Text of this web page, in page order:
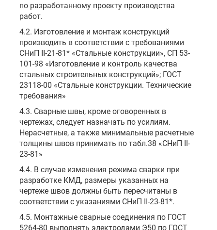
по разработанному проекту производства
работ.
4.2. Изготовление и монтаж конструкций
производить в соответствии с требованиями
СНиП II-21-81* «Стальные конструкции», СП 53-
101-98 «Изготовление и контроль качества
стальных строительных конструкций»; ГОСТ
23118-00 «Стальные конструкции. Технические
требования»
4.3. Сварные швы, кроме оговоренных в
чертежах, следует назначать по усилиям.
Нерасчетные, а также минимальные расчетные
толщины швов принимать по табл.38 «СНиП II-
23-81»
4.4. В случае изменения режима сварки при
разработке КМД, размеры указанных на
чертеже швов должны быть пересчитаны в
соответствии с указаниями СНиП II-23-81*.
4.5. Монтажные сварные соединения по ГОСТ
5264-80 выполнять электродами Э50 по ГОСТ